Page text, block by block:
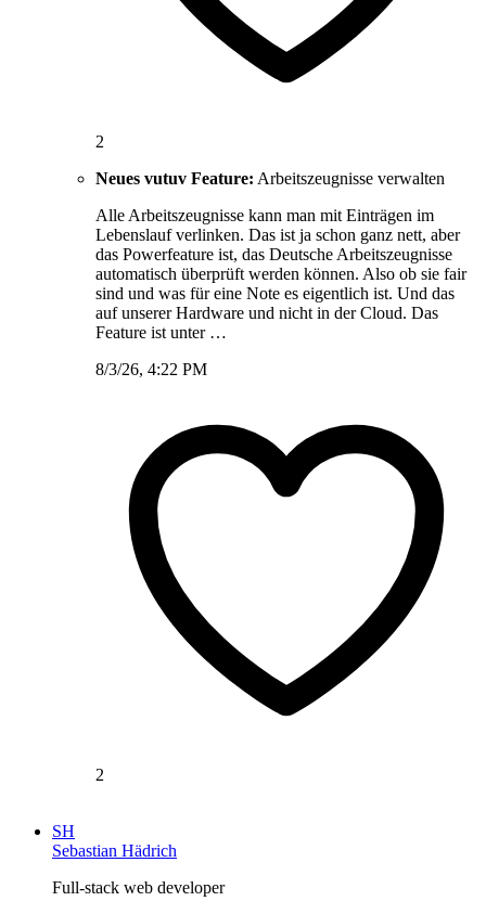
2
Neues vutuv Feature: Arbeitszeugnisse verwalten
Alle Arbeitszeugnisse kann man mit Einträgen im
Lebenslauf verlinken. Das ist ja schon ganz nett, aber
das Powerfeature ist, das Deutsche Arbeitszeugnisse
automatisch überprüft werden können. Also ob sie fair
sind und was für eine Note es eigentlich ist. Und das
auf unserer Hardware und nicht in der Cloud. Das
Feature ist unter …
8/3/26, 4:22 PM
2
SH
Sebastian Hädrich
Full-stack web developer